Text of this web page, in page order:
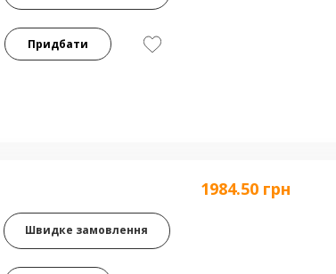
Придбати
1984.50 грн
Швидке замовлення